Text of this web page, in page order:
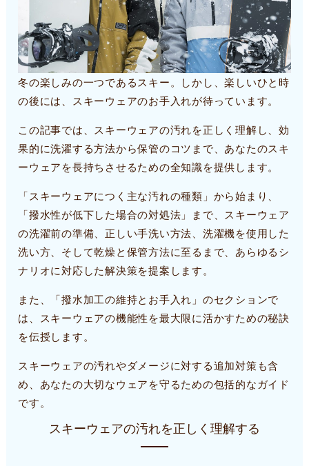
冬の楽しみの一つであるスキー。しかし、楽しいひと時
の後には、スキーウェアのお手入れが待っています。
この記事では、スキーウェアの汚れを正しく理解し、効
果的に洗濯する方法から保管のコツまで、あなたのスキ
ーウェアを長持ちさせるための全知識を提供します。
「スキーウェアにつく主な汚れの種類」から始まり、
「撥水性が低下した場合の対処法」まで、スキーウェア
の洗濯前の準備、正しい手洗い方法、洗濯機を使用した
洗い方、そして乾燥と保管方法に至るまで、あらゆるシ
ナリオに対応した解決策を提案します。
また、「撥水加工の維持とお手入れ」のセクションで
は、スキーウェアの機能性を最大限に活かすための秘訣
を伝授します。
スキーウェアの汚れやダメージに対する追加対策も含
め、あなたの大切なウェアを守るための包括的なガイド
です。
スキーウェアの汚れを正しく理解する